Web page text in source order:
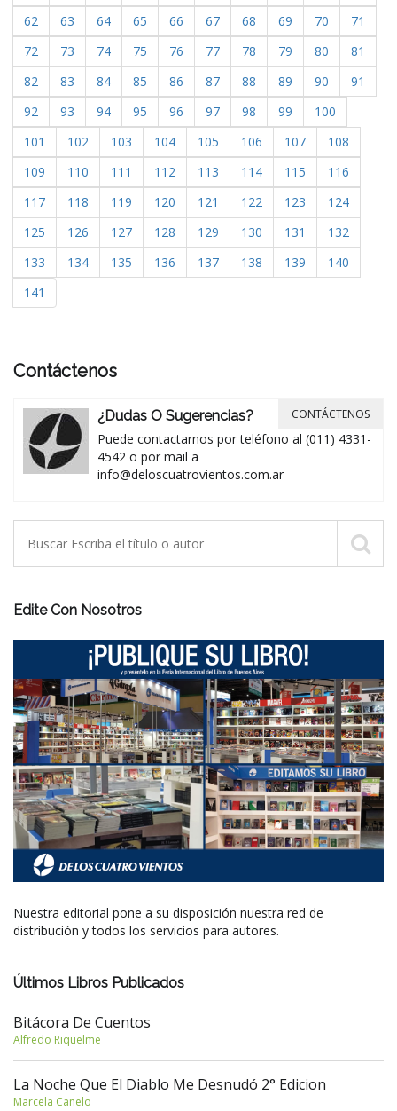
62
63 64 65 66 67 68 69 70
71
72
73 74 75 76 77 78 79 80
81
82
83 84 85 86 87 88 89 90
91
92
93 94 95 96 97 98 99
100
101
102 103 104 105 106 107
108
109
110 111 112 113 114 115
116
117
118 119 120 121 122 123
124
125
126 127 128 129 130 131
132
133
134 135 136 137 138 139
140
141
Contáctenos
¿Dudas O Sugerencias?
Puede contactarnos por teléfono al (011) 4331-
4542 o por mail a
info@deloscuatrovientos.com.ar
CONTÁCTENOS
Edite Con Nosotros
Nuestra editorial pone a su disposición nuestra red de
distribución y todos los servicios para autores.
Últimos Libros Publicados
Bitácora De Cuentos
Alfredo Riquelme
La Noche Que El Diablo Me Desnudó 2° Edicion
Marcela Canelo